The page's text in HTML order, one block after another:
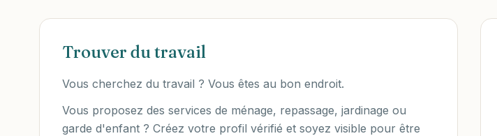
Trouver du travail
Vous cherchez du travail ? Vous êtes au bon endroit.
Vous proposez des services de ménage, repassage, jardinage ou
garde d'enfant ? Créez votre profil vérifié et soyez visible pour être